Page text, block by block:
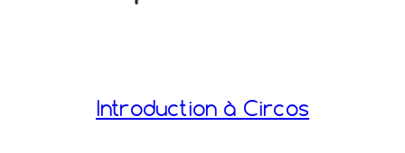
Introduction à Circos